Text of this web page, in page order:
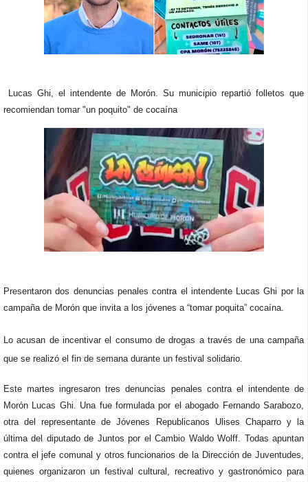
Lucas Ghi, el intendente de Morón. Su municipio repartió folletos que
recomiendan tomar "un poquito" de cocaína
Presentaron dos denuncias penales contra el intendente Lucas Ghi por la
campaña de Morón que invita a los jóvenes a “tomar poquita” cocaína.
Lo acusan de incentivar el consumo de drogas a través de una campaña
que se realizó el fin de semana durante un festival solidario.
Este martes ingresaron tres denuncias penales contra el intendente de
Morón Lucas Ghi. Una fue formulada por el abogado Fernando Sarabozo,
otra del representante de Jóvenes Republicanos Ulises Chaparro y la
última del diputado de Juntos por el Cambio Waldo Wolff. Todas apuntan
contra el jefe comunal y otros funcionarios de la Dirección de Juventudes,
quienes organizaron un festival cultural, recreativo y gastronómico para